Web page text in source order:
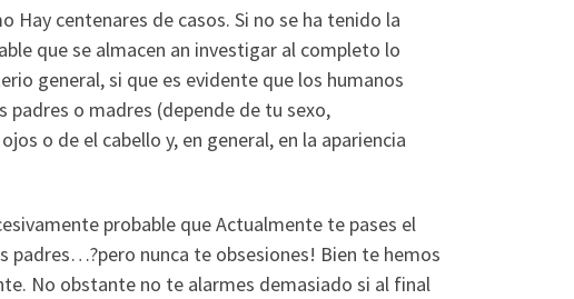
Hay centenares de casos. Si no se ha tenido la
que se almacen an investigar al completo lo
general, si que es evidente que los humanos
padres o madres (depende de tu sexo,
o de el cabello y, en general, en la apariencia
probable que Actualmente te pases el
nunca te obsesiones! Bien te hemos
No obstante no te alarmes demasiado si al final